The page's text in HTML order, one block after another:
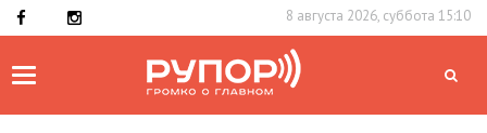
8 августа 2026, суббота 15:10
Toggle